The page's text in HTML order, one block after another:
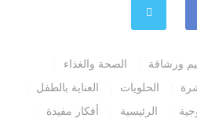
ورشاقة
الصحة والغذاء
الحلويات
العناية بالطفل
الرئيسية
أفكار مفيدة